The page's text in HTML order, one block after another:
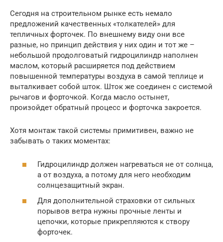
Сегодня на строительном рынке есть немало
предложений качественных «толкателей» для
тепличных форточек. По внешнему виду они все
разные, но принцип действия у них один и тот же –
небольшой продолговатый гидроцилиндр наполнен
маслом, который расширяется под действием
повышенной температуры воздуха в самой теплице и
выталкивает собой шток. Шток же соединен с системой
рычагов и форточкой. Когда масло остынет,
произойдет обратный процесс и форточка закроется.
Хотя монтаж такой системы примитивен, важно не
забывать о таких моментах:
Гидроцилиндр должен нагреваться не от солнца,
а от воздуха, а потому для него необходим
солнцезащитный экран.
Для дополнительной страховки от сильных
порывов ветра нужны прочные ленты и
цепочки, которые прикрепляются к створу
форточек.